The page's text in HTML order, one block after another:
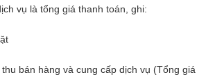
vụ là tổng giá thanh toán, ghi:
bán hàng và cung cấp dịch vụ (Tổng giá